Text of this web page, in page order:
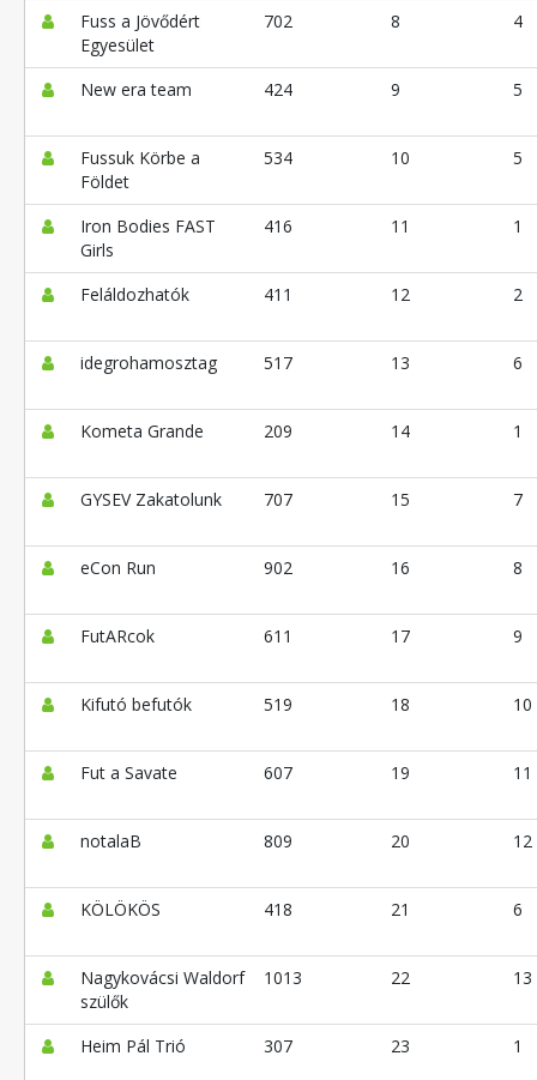
Fuss a Jövődért
Egyesület
702 8 4
New era team 424 9 5
Fussuk Körbe a
Földet
534 10 5
Iron Bodies FAST
Girls
416 11 1
Feláldozhatók 411 12 2
idegrohamosztag 517 13 6
Kometa Grande 209 14 1
GYSEV Zakatolunk 707 15 7
eCon Run 902 16 8
FutARcok 611 17 9
Kifutó befutók 519 18 10
Fut a Savate 607 19 11
notalaB 809 20 12
KÖLÖKÖS 418 21 6
Nagykovácsi Waldorf
szülők
1013 22 13
Heim Pál Trió 307 23 1